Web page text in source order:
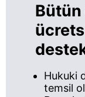
Bütün
Hukuki
temsil